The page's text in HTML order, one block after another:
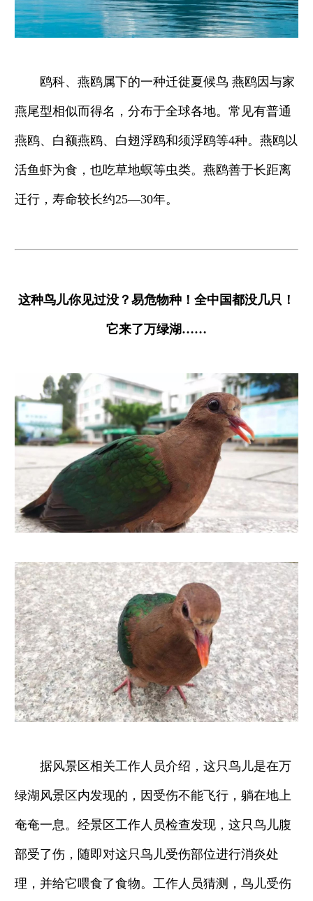
鸥科、燕鸥属下的一种迁徙夏候鸟 燕鸥因与家
燕尾型相似而得名，分布于全球各地。常见有普通
燕鸥、白额燕鸥、白翅浮鸥和须浮鸥等4种。燕鸥以
活鱼虾为食，也吃草地螟等虫类。燕鸥善于长距离
迁行，寿命较长约25—30年。
这种鸟儿你见过没？易危物种！全中国都没几只！
它来了万绿湖……
据风景区相关工作人员介绍，这只鸟儿是在万
绿湖风景区内发现的，因受伤不能飞行，躺在地上
奄奄一息。经景区工作人员检查发现，这只鸟儿腹
部受了伤，随即对这只鸟儿受伤部位进行消炎处
理，并给它喂食了食物。工作人员猜测，鸟儿受伤